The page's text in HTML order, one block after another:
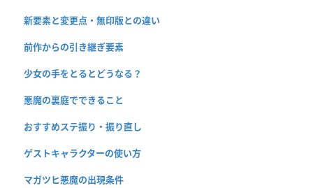
新要素と変更点・無印版との違い
前作からの引き継ぎ要素
少女の手をとるとどうなる？
悪魔の裏庭でできること
おすすめステ振り・振り直し
ゲストキャラクターの使い方
マガツヒ悪魔の出現条件